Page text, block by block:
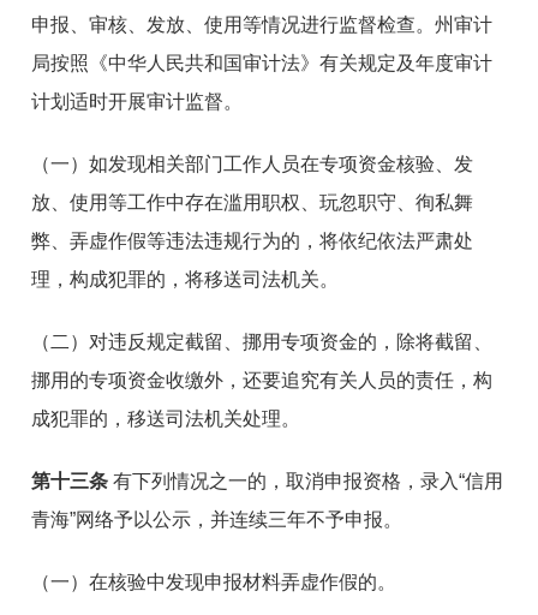
申报、审核、发放、使用等情况进行监督检查。州审计
局按照《中华人民共和国审计法》有关规定及年度审计
计划适时开展审计监督。
（一）如发现相关部门工作人员在专项资金核验、发
放、使用等工作中存在滥用职权、玩忽职守、徇私舞
弊、弄虚作假等违法违规行为的，将依纪依法严肃处
理，构成犯罪的，将移送司法机关。
（二）对违反规定截留、挪用专项资金的，除将截留、
挪用的专项资金收缴外，还要追究有关人员的责任，构
成犯罪的，移送司法机关处理。
第十三条 有下列情况之一的，取消申报资格，录入“信用
青海”网络予以公示，并连续三年不予申报。
（一）在核验中发现申报材料弄虚作假的。